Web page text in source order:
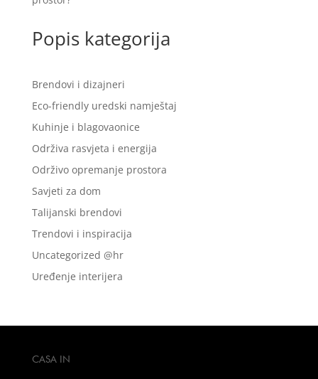
Popis kategorija
Brendovi i dizajneri
Eco-friendly uredski namještaj
Kuhinje i blagovaonice
Održiva rasvjeta i energija
Održivo opremanje prostora
Savjeti za dom
Talijanski brendovi
Trendovi i inspiracija
Uncategorized @hr
Uređenje interijera
CASA IN